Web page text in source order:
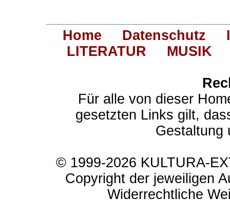
Home Datenschutz
LITERATUR
MUSIK
Für alle von dieser
gesetzten Links gilt,
Gestaltung
© 1999-2026 KULTURA-
Copyright der jeweiligen
Widerrechtliche